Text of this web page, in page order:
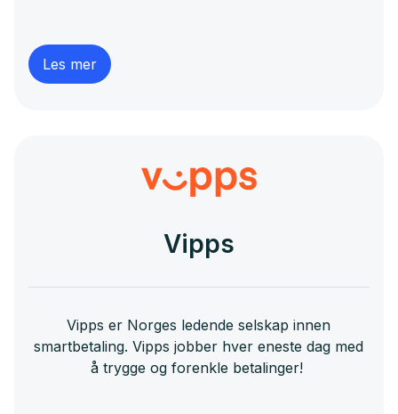
Les mer
Vipps
Vipps er Norges ledende selskap innen
smartbetaling. Vipps jobber hver eneste dag med
å trygge og forenkle betalinger!